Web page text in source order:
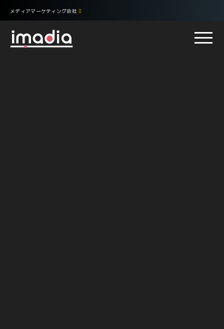
メディアマーケティング会社